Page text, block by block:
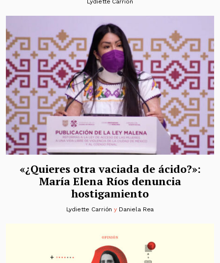
Lydiette Carrión
«¿Quieres otra vaciada de ácido?»:
María Elena Ríos denuncia
hostigamiento
Lydiette Carrión y Daniela Rea